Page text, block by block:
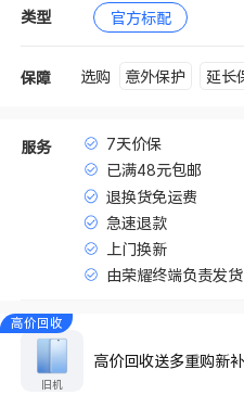
类型 官方标配
保障 选购 意外保护 延长
服务
7天价保
已满48元包邮
退换货免运费
急速退款
上门换新
由荣耀终端负责发
高价回收
旧机
高价回收送多重购新